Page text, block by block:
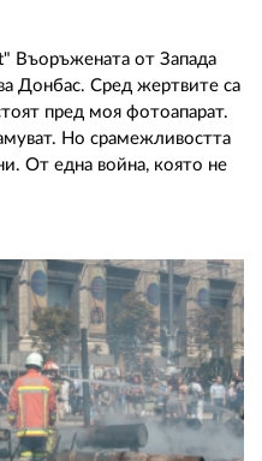
Въоръжената от Запада
Донбас. Сред жертвите са
пред моя фотоапарат.
Но срамежливостта
От една война, която не